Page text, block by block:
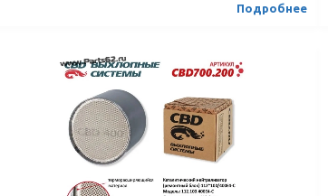
20 gr/ft³ или 0, 7 gr/L
Подробнее